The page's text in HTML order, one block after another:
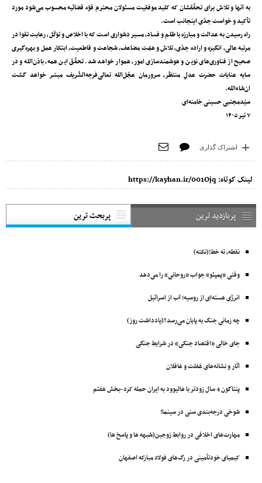
به آنها و تلاش برای تحقّقشان که کلید موفقیت مسئولان محترم قوّه‌ قضائیه محسوب می‌شود مورد
تأکید و خواست جدّی اینجانب است.
راه رسیدن به عدالت و مبارزه با ظلم و فساد، مسیر دشواری است که با اخلاص و توکّل، رعایت تقوا در
مرتبه‌ عالی، انگیزه و اراده‌ جدّی، تلاش و همّت مضاعف، شجاعت و قاطعیت، ابتکار عمل و بهره‌گیری
صحیح از فناوری‌های نوین و هوشمندسازی امور، هموار خواهد شد. تحقّق این همه، باذن‌الله و در
سایه‌ عنایات حضرت عدلِ منتظَر، سرورمان عجّل‌الله تعالی‌فرجه‌الشّریف میسّر خواهد گشت
ان‌شاءالله.
سیّدمجتبی حسینی خامنه‌ای
۷ تیر ۱۴۰۵
اشتراک گذاری
لینک کوتاه: https://kayhan.ir/001Ojq
پربازدید ترین پربحث ترین
نقطه، ته خط!(نکته)
وقتی «پمپئو» جواب «روحانی» را می‌دهد
انرژی هسته‌ای از روسیه؛ آب از اسرائیل
چه زمانی جنگ به پایان می‌رسد؟(یادداشت روز)
جای خالی «اقتصاد جنگی» در شرایط جنگی
آثار و نشانه‌های غفلت و غافلان
پنتاگون 4 سال زودتر با ‌هالیوود به ایران حمله کرد-بخش هفتم
شوخی درجه‌بندی سنی در سینما!
مهارت‌های اخلاقی در روابط زوجین(شبهه ها و پاسخ ها)
کیمیای خودتأمینی در رگ‌های فولاد مبارکه اصفهان